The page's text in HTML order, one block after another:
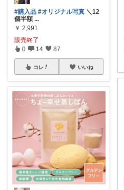
#購入品 #オリジナル写真 ＼12
個半額 ...
￥ 2,991
販売終了
0 14 87
コレ いいね